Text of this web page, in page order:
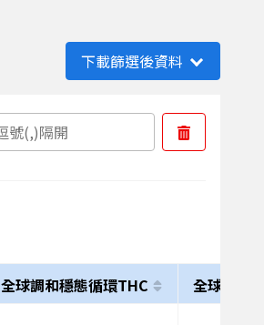
下載篩選後資料
全球調和穩態循環THC 全球調和